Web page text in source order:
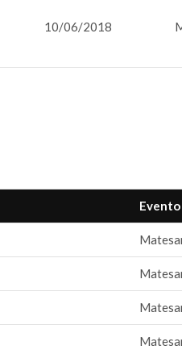
10/06/2018
Evento